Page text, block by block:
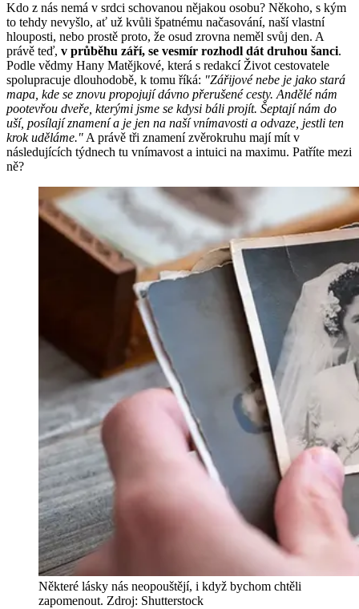
Kdo z nás nemá v srdci schovanou nějakou osobu? Někoho, s kým
to tehdy nevyšlo, ať už kvůli špatnému načasování, naší vlastní
hlouposti, nebo prostě proto, že osud zrovna neměl svůj den. A
právě teď, v průběhu září, se vesmír rozhodl dát druhou šanci.
Podle vědmy Hany Matějkové, která s redakcí Život cestovatele
spolupracuje dlouhodobě, k tomu říká: "Zářijové nebe je jako stará
mapa, kde se znovu propojují dávno přerušené cesty. Andělé nám
pootevřou dveře, kterými jsme se kdysi báli projít. Šeptají nám do
uší, posílají znamení a je jen na naší vnímavosti a odvaze, jestli ten
krok uděláme."A právě tři znamení zvěrokruhu mají mít v
následujících týdnech tu vnímavost a intuici na maximu. Patříte mezi
ně?
Některé lásky nás neopouštějí, i když bychom chtěli
zapomenout. Zdroj: Shutterstock